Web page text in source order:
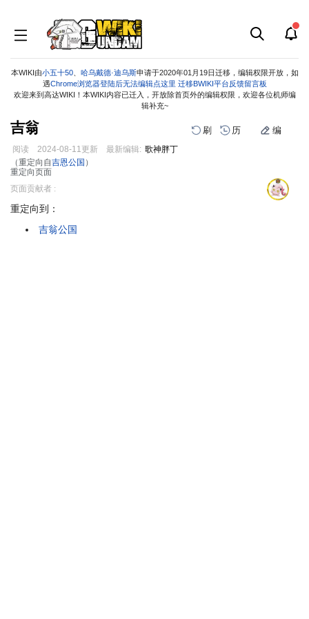
本WIKI由小五十50、 哈乌戴德·迪乌斯申请于2020年01月19日迁移，编辑权限开放，如
遇Chrome浏览器登陆后无法编辑点这里 迁移BWIKI平台反馈留言板
欢迎来到高达WIKI！本WIKI内容已迁入，开放除首页外的编辑权限，欢迎各位机师编
辑补充~
吉翁 刷 历 编
阅读 2024-08-11更新 最新编辑: 歌神胖丁
（重定向自吉恩公国 ）
重定向页面
跳
导
跳
搜
页面贡献者 :
重定向到：
吉翁公国